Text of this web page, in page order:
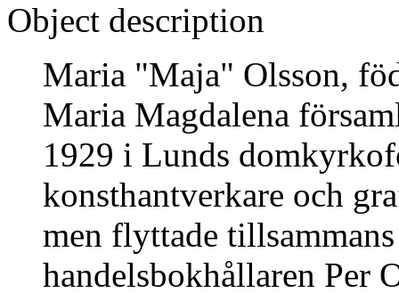
Object description
Maria "Maja" Olsson,
Maria Magdalena
1929 i Lunds
konsthantverkare och
men flyttade
handelsbokhållaren Per